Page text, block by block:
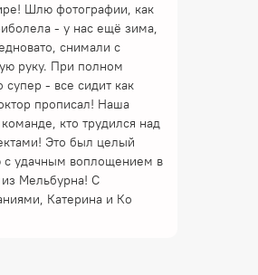
Шлю фотографии, как
- у нас ещё зима,
снимали с
руку. При полном
супер - все сидит как
прописал! Наша
кто трудился над
Это был целый
с удачным воплощением в
Мельбурна! С
Катерина и Ко